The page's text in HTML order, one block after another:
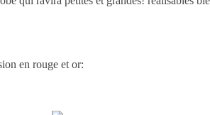
en rouge et or: